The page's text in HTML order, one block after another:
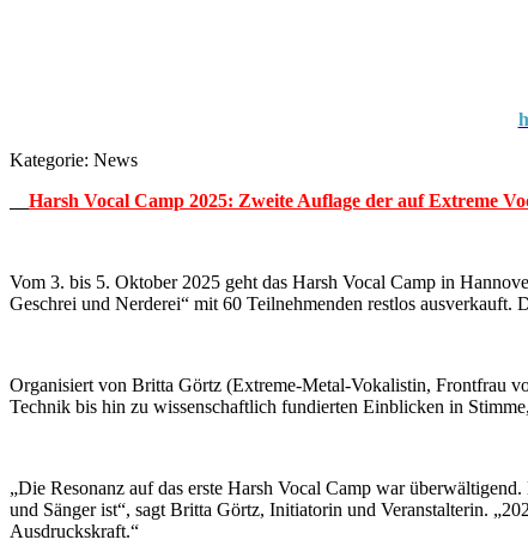
Kategorie: News
Harsh Vocal Camp 2025: Zweite Auflage der auf Extreme
Vom 3. bis 5. Oktober 2025 geht das Harsh Vocal Camp in
Geschrei und Nerderei“ mit 60 Teilnehmenden restlos ausverkauft.
Organisiert von Britta Görtz (Extreme-Metal-Vokalistin, Frontfrau
Technik bis hin zu wissenschaftlich fundierten Einblicken in
„Die Resonanz auf das erste Harsh Vocal Camp war
und Sänger ist“, sagt Britta Görtz, Initiatorin und Veranstalterin.
Ausdruckskraft.“